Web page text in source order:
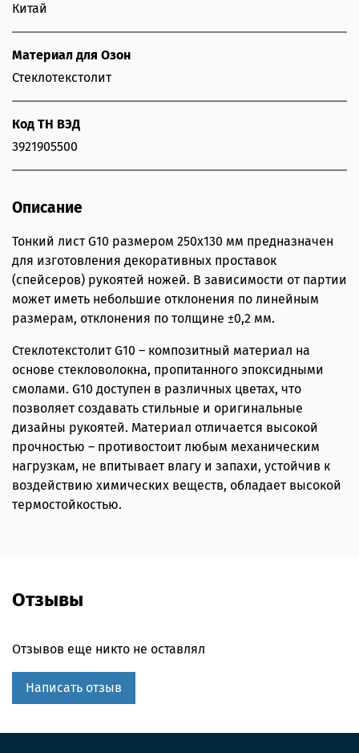
Китай
Материал для Озон
Стеклотекстолит
Код ТН ВЭД
3921905500
Описание
Тонкий лист G10 размером 250х130 мм предназначен
для изготовления декоративных проставок
(спейсеров) рукоятей ножей. В зависимости от партии
может иметь небольшие отклонения по линейным
размерам, отклонения по толщине ±0,2 мм.
Стеклотекстолит G10 – композитный материал на
основе стекловолокна, пропитанного эпоксидными
смолами. G10 доступен в различных цветах, что
позволяет создавать стильные и оригинальные
дизайны рукоятей. Материал отличается высокой
прочностью – противостоит любым механическим
нагрузкам, не впитывает влагу и запахи, устойчив к
воздействию химических веществ, обладает высокой
термостойкостью.
Отзывы
Отзывов еще никто не оставлял
Написать отзыв